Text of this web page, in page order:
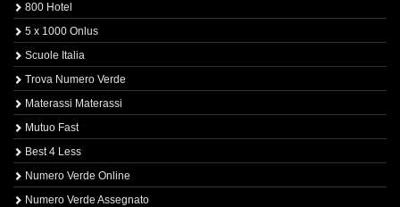
800 Hotel
5 x 1000 Onlus
Scuole Italia
Trova Numero Verde
Materassi Materassi
Mutuo Fast
Best 4 Less
Numero Verde Online
Numero Verde Assegnato